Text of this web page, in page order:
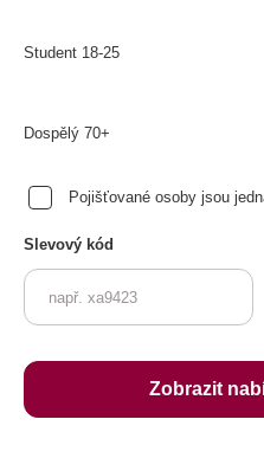
Student 18-25
Dospělý 70+
Pojišťované osoby jsou
Slevový kód
Zobrazit